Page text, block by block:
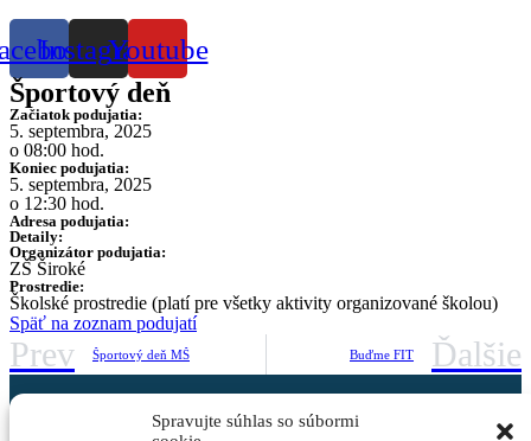
Spravujte súhlas so súbormi
InstagramYoutube
Športový deň
Začiatok podujatia:
5. septembra, 2025
o 08:00 hod.
Koniec podujatia:
5. septembra, 2025
o 12:30 hod.
Adresa podujatia:
Detaily:
Organizátor podujatia:
ZŠ Široké
Prostredie:
Školské prostredie (platí pre všetky aktivity organizované školou)
Späť na zoznam podujatí
Prev Športový deň MŠ Buďme FIT Ďalšie